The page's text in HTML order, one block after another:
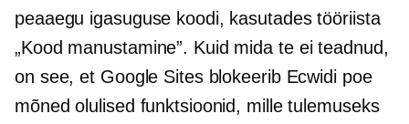
peaaegu igasuguse koodi, kasutades tööriista
„Kood manustamine”. Kuid mida te ei teadnud,
on see, et Google Sites blokeerib Ecwidi poe
mõned olulised funktsioonid, mille tulemuseks